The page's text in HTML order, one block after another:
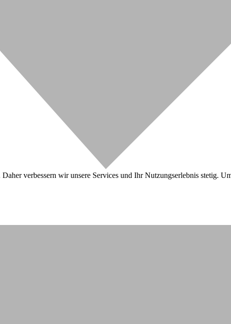
verbessern wir unsere Services und Ihr Nutzungserlebnis stetig.